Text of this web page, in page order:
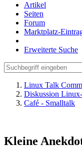
Artikel
Seiten
Forum
Marktplatz-
Erweiterte Suche
Linux Talk
Diskussion
Café - Smalltalk
Kleine